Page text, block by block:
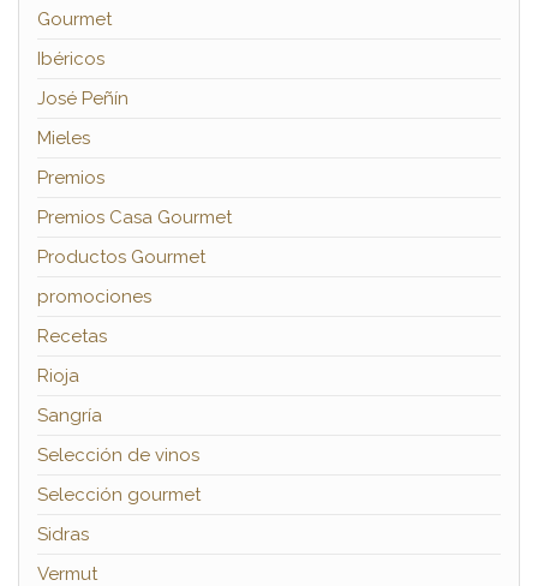
Gourmet
Ibéricos
José Peñín
Mieles
Premios
Premios Casa Gourmet
Productos Gourmet
promociones
Recetas
Rioja
Sangría
Selección de vinos
Selección gourmet
Sidras
Vermut